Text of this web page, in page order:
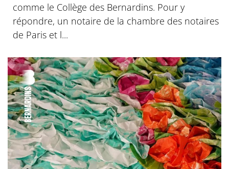
comme le Collège des Bernardins. Pour y
répondre, un notaire de la chambre des notaires
de Paris et l...